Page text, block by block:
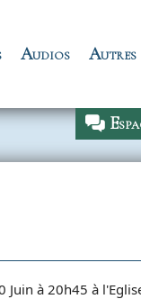
Audios Autres
à 20h45 à